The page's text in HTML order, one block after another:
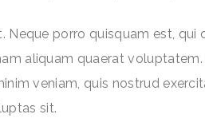
porro quisquam est, qui
aliquam quaerat
veniam, quis nostrud
sit.